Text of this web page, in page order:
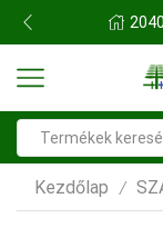
Kezdőlap /